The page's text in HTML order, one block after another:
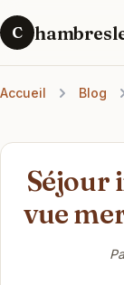
C
Accueil Blog
Séjour
vue